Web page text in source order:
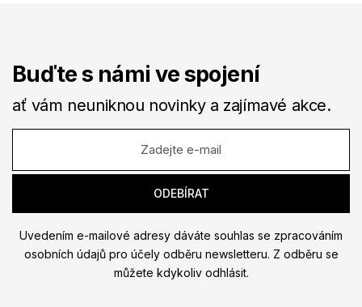
Buďte s námi ve spojení
ať vám neuniknou novinky a zajímavé akce.
Uvedením e-mailové adresy dáváte souhlas se zpracováním
osobních údajů pro účely odběru newsletteru. Z odběru se
můžete kdykoliv odhlásit.